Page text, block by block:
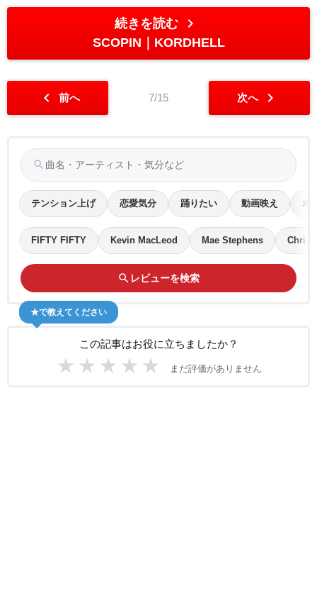
続きを読む chevron_right
SCOPIN KORDHELL
chevron_left 前へ 7/15 次へ chevron_right
search
テンション上げ 恋愛気分 踊りたい 動画映え ポ
FIFTY FIFTY Kevin MacLeod Mae Stephens
search レビューを検索
この記事はお役に立ちましたか？
★ ★ ★ ★ ★ まだ評価がありません
★で教えてください